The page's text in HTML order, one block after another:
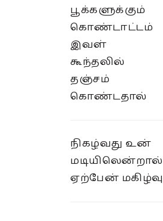
பூக்களுக்கும்
கொண்டாட்டம்
இவள்
கூந்தலில்
தஞ்சம்
கொண்டதால்
நிகழ்வது உன்
மடியிலென்றால்
ஏற்பேன்